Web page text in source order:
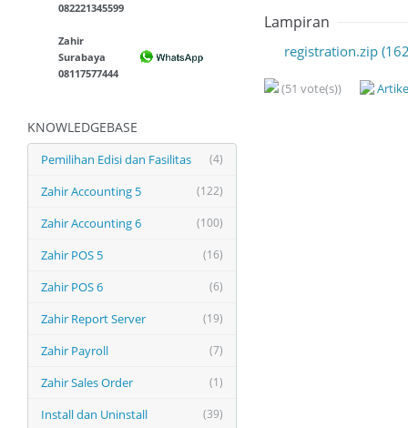
082221345599
Zahir
Surabaya
08117577444
KNOWLEDGEBASE
(4)
Pemilihan Edisi dan Fasilitas
(122)
Zahir Accounting 5
(100)
Zahir Accounting 6
(16)
Zahir POS 5
(6)
Zahir POS 6
(19)
Zahir Report Server
(7)
Zahir Payroll
(1)
Zahir Sales Order
(39)
Install dan Uninstall
Lampiran
registration.zip
(51 vote(s))